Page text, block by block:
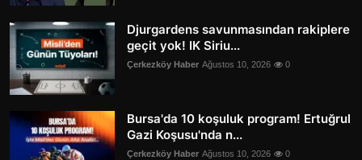
Djurgardens savunmasından rakiplere
geçit yok! IK Siriu...
Çerkezköy Haber Ağustos 10, 2026 0
Bursa'da 10 koşuluk program! Ertuğrul
Gazi Koşusu'nda n...
Çerkezköy Haber Ağustos 10, 2026 0